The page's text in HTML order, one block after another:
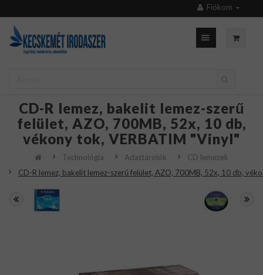
Fiókom
CD-R lemez, bakelit lemez-szerű
felület, AZO, 700MB, 52x, 10 db,
vékony tok, VERBATIM "Vinyl"
Technológia Adattárolók
CD lemezek
CD-R lemez, bakelit lemez-szerű felület, AZO, 700MB, 52x, 10 db,